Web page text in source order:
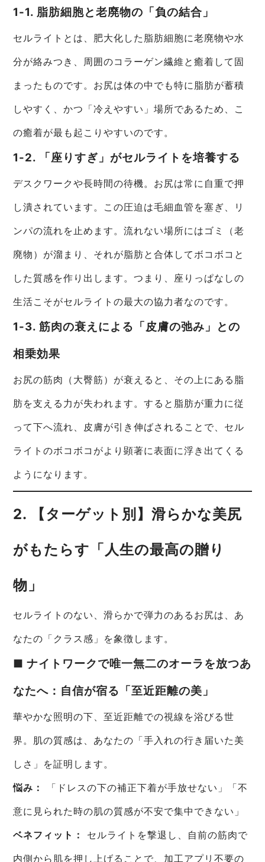
1-1. 脂肪細胞と老廃物の「負の結合」
セルライトとは、肥大化した脂肪細胞に老廃物や水
分が絡みつき、周囲のコラーゲン繊維と癒着して固
まったものです。お尻は体の中でも特に脂肪が蓄積
しやすく、かつ「冷えやすい」場所であるため、こ
の癒着が最も起こりやすいのです。
1-2. 「座りすぎ」がセルライトを培養する
デスクワークや長時間の待機。お尻は常に自重で押
し潰されています。この圧迫は毛細血管を塞ぎ、リ
ンパの流れを止めます。流れない場所にはゴミ（老
廃物）が溜まり、それが脂肪と合体してボコボコと
した質感を作り出します。つまり、座りっぱなしの
生活こそがセルライトの最大の協力者なのです。
1-3. 筋肉の衰えによる「皮膚の弛み」との
相乗効果
お尻の筋肉（大臀筋）が衰えると、その上にある脂
肪を支える力が失われます。すると脂肪が重力に従
って下へ流れ、皮膚が引き伸ばされることで、セル
ライトのボコボコがより顕著に表面に浮き出てくる
ようになります。
2. 【ターゲット別】滑らかな美尻
がもたらす「人生の最高の贈り
物」
セルライトのない、滑らかで弾力のあるお尻は、あ
なたの「クラス感」を象徴します。
■ ナイトワークで唯一無二のオーラを放つあ
なたへ：自信が宿る「至近距離の美」
華やかな照明の下、至近距離での視線を浴びる世
界。肌の質感は、あなたの「手入れの行き届いた美
しさ」を証明します。
悩み：
「ドレスの下の補正下着が手放せない」「不
意に見られた時の肌の質感が不安で集中できない」
ベネフィット：
セルライトを撃退し、自前の筋肉で
内側から肌を押し上げることで、加工アプリ不要の